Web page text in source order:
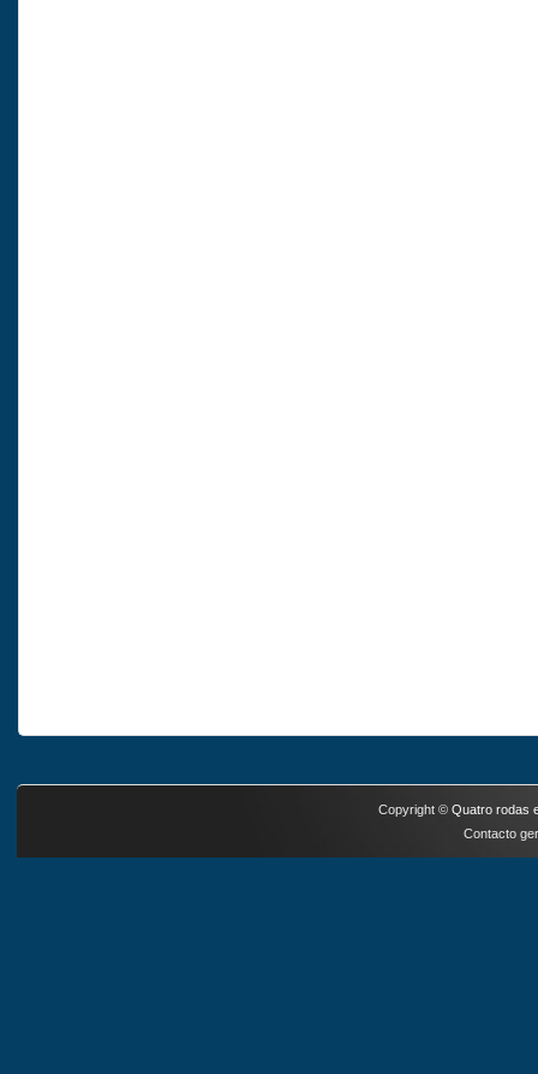
Copyright © Quatro rodas
Contacto